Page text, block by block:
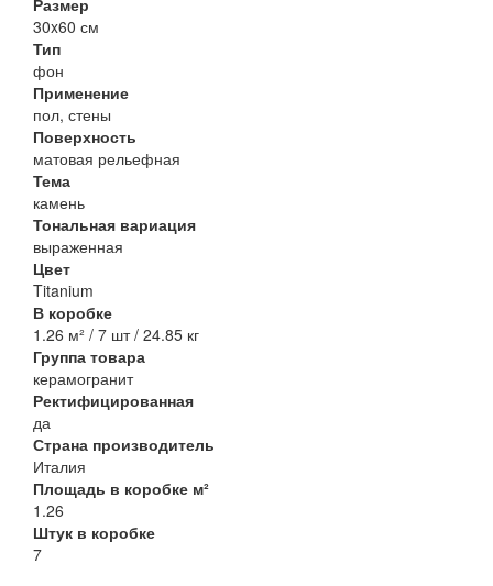
Размер
30x60 см
Тип
фон
Применение
пол, стены
Поверхность
матовая рельефная
Тема
камень
Тональная вариация
выраженная
Цвет
Titanium
В коробке
1.26 м² / 7 шт / 24.85 кг
Группа товара
керамогранит
Ректифицированная
да
Страна производитель
Италия
Площадь в коробке м²
1.26
Штук в коробке
7